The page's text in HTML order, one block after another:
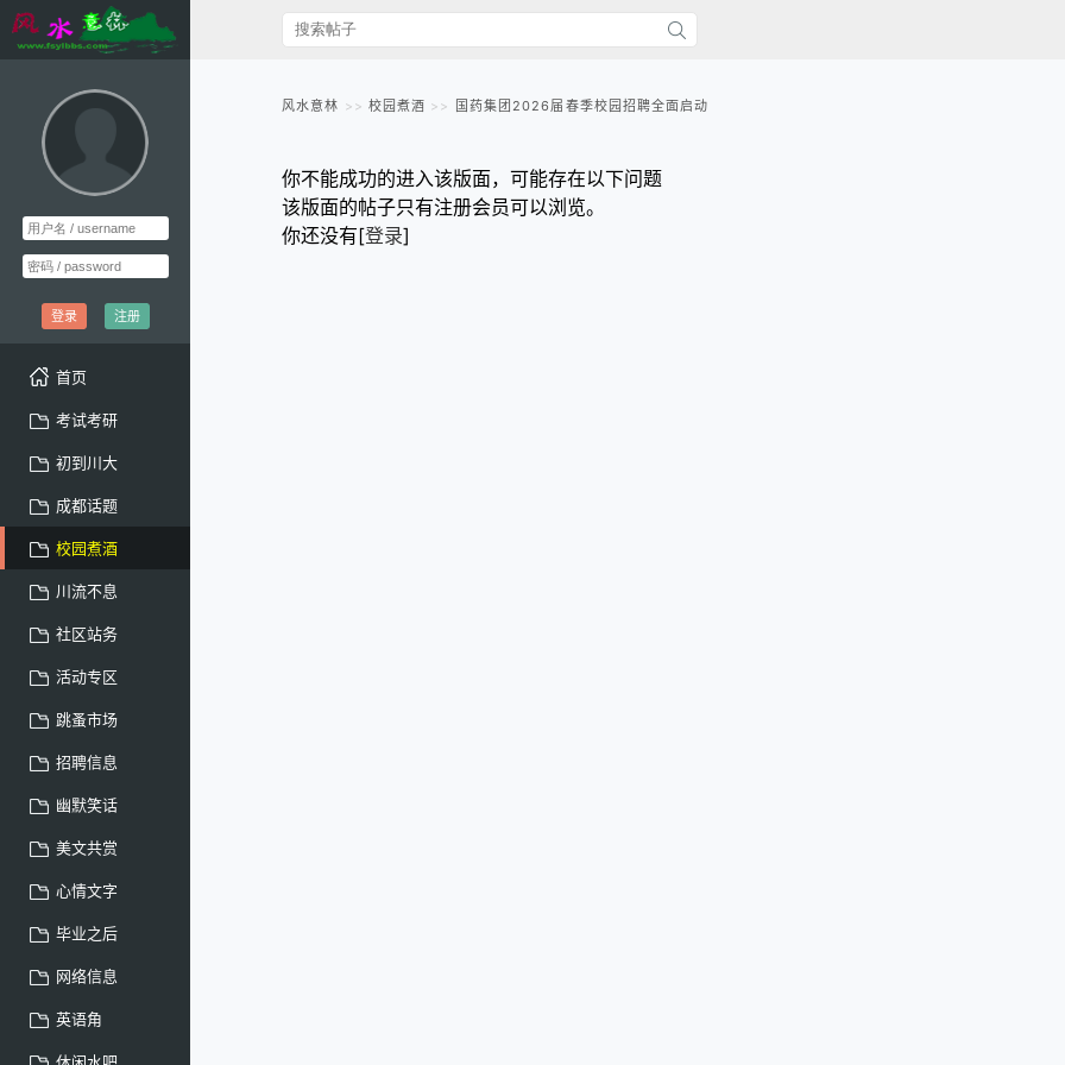
登录 注册
首页
考试考研
初到川大
成都话题
校园煮酒
川流不息
社区站务
活动专区
跳蚤市场
招聘信息
幽默笑话
美文共赏
心情文字
毕业之后
网络信息
英语角
风水意林 校园煮酒 国药集团2026届春季校园招聘全面启动
你不能成功的进入该版面，可能存在以下问题
该版面的帖子只有注册会员可以浏览。
你还没有[登录]